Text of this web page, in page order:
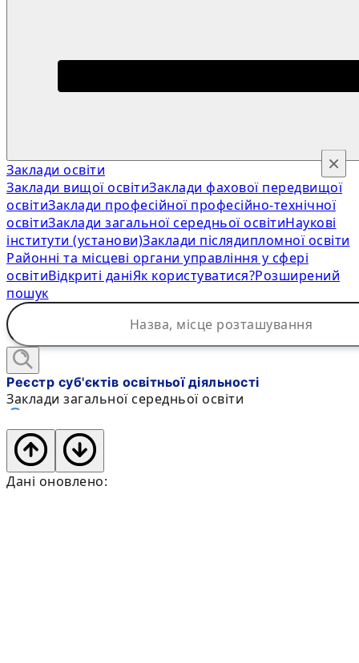
Заклади освіти
Заклади вищої освітиЗаклади фахової передвищої
освітиЗаклади професійної професійно-технічної
освітиЗаклади загальної середньої освітиНаукові
інститути (установи)Заклади післядипломної освіти
Районні та місцеві органи управління у сфері
освітиВідкриті даніЯк користуватися?Розширений
пошук
×
Реєстр суб'єктів освітньої діяльності
Заклади загальної середньої освіти
Дані оновлено: